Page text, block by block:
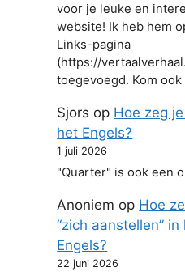
voor je leuke en
website! Ik heb hem
Links-pagina
(https://
toegevoegd. Kom
Sjors op Hoe zeg je
het Engels?
1 juli 2026
"Quarter" is ook een
Anoniem op Hoe
“zich aanstellen” in
Engels?
22 juni 2026